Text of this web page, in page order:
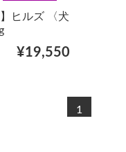
ヒルズ 〈犬
¥19,550
1